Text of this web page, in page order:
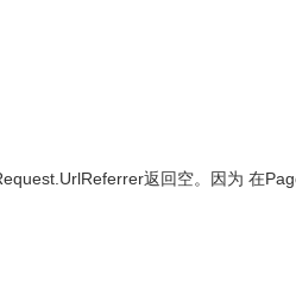
返回空。因为 在